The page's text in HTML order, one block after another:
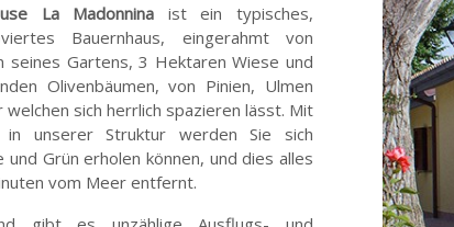
La Madonnina ist ein typisches,
Bauernhaus, eingerahmt von
seines Gartens, 3 Hektaren Wiese und
Olivenbäumen, von Pinien, Ulmen
welchen sich herrlich spazieren lässt. Mit
in unserer Struktur werden Sie sich
und Grün erholen können, und dies alles
vom Meer entfernt.